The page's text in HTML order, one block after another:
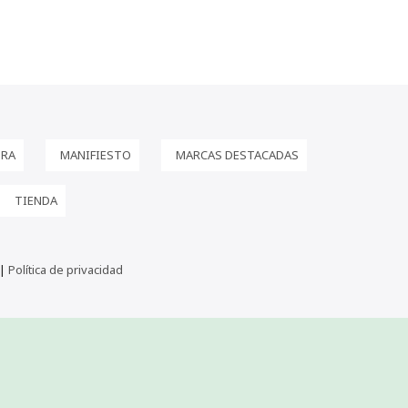
MANIFIESTO MARCAS DESTACADAS
TIENDA
Política de privacidad